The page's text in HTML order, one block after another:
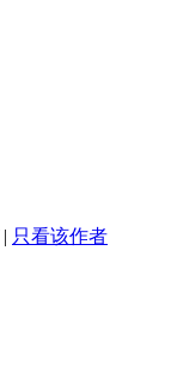
| 只看该作者